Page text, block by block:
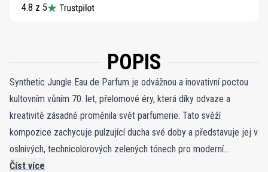
4.8 z 5
POPIS
Synthetic Jungle Eau de Parfum je odvážnou a inovativní poctou
kultovním vůním 70. let, přelomové éry, která díky odvaze a
kreativitě zásadně proměnila svět parfumerie. Tato svěží
kompozice zachycuje pulzující ducha své doby a představuje jej v
oslnivých, technicolorových zelených tónech pro moderní
publikum. V jejím srdci se rozvíjí nadčasová kytice, v níž se snoubí
Číst více